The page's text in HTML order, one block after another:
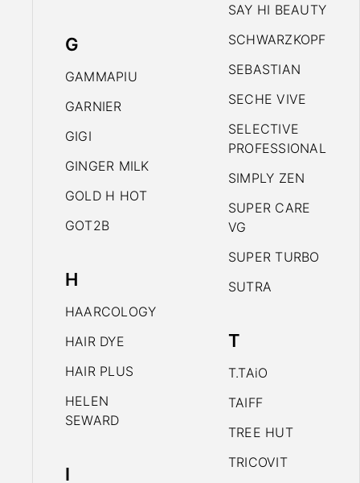
G
GAMMAPIU
GARNIER
GIGI
GINGER MILK
GOLD H HOT
GOT2B
H
HAARCOLOGY
HAIR DYE
HAIR PLUS
HELEN
SEWARD
I
SAY HI BEAUTY
SCHWARZKOPF
SEBASTIAN
SECHE VIVE
SELECTIVE
PROFESSIONAL
SIMPLY ZEN
SUPER CARE
VG
SUPER TURBO
SUTRA
T
T.TAiO
TAIFF
TREE HUT
TRICOVIT